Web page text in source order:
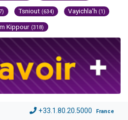
Tsniout (634) Vayichla'h (1)
Kippour (318)
+33.1.80.20.5000 France